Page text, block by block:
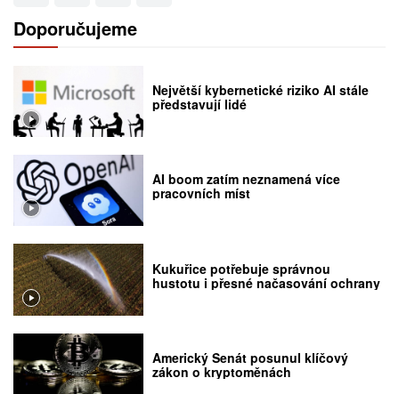
Doporučujeme
Největší kybernetické riziko AI stále
představují lidé
AI boom zatím neznamená více
pracovních míst
Kukuřice potřebuje správnou
hustotu i přesné načasování ochrany
Americký Senát posunul klíčový
zákon o kryptoměnách